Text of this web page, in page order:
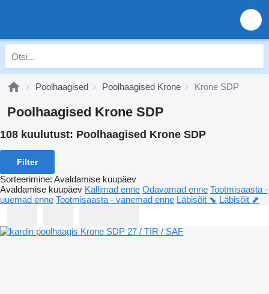
Poolhaagised Poolhaagised Krone Krone SDP
Poolhaagised Krone SDP
108 kuulutust: Poolhaagised Krone SDP
Filter
Sorteerimine: Avaldamise kuupäev
Avaldamise kuupäev Kallimad enne Odavamad enne Tootmisaasta -
uuemad enne Tootmisaasta - vanemad enne Läbisõit ⬊ Läbisõit ⬈